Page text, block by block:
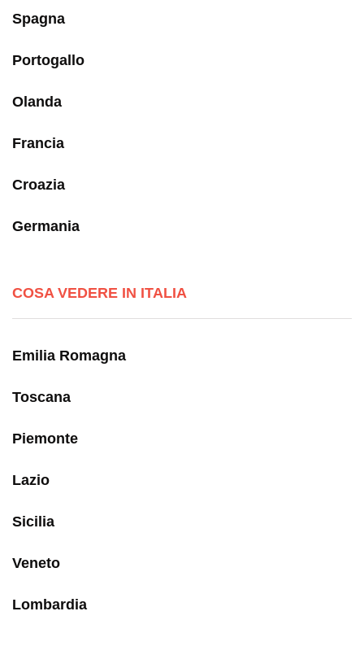
Spagna
Portogallo
Olanda
Francia
Croazia
Germania
COSA VEDERE IN ITALIA
Emilia Romagna
Toscana
Piemonte
Lazio
Sicilia
Veneto
Lombardia